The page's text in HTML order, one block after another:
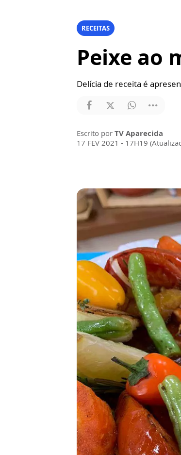
RECEITAS
Peixe ao
Delícia de receita é
Escrito por TV Aparecida
17 FEV 2021 - 17H19